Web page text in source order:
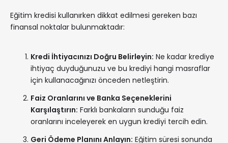
Eğitim kredisi kullanırken dikkat edilmesi gereken bazı
finansal noktalar bulunmaktadır:
Kredi İhtiyacınızı Doğru Belirleyin: Ne kadar krediye
ihtiyaç duyduğunuzu ve bu krediyi hangi masraflar
için kullanacağınızı önceden netleştirin.
Faiz Oranlarını ve Banka Seçeneklerini
Karşılaştırın: Farklı bankaların sunduğu faiz
oranlarını inceleyerek en uygun krediyi tercih edin.
Geri Ödeme Planını Anlayın: Eğitim süresi sonunda